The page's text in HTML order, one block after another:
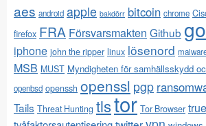
aes android apple bakdörr bitcoin chrome
firefox FRA Försvarsmakten Github
iphone john the ripper linux lösenord
MSB MUST Myndigheten för samhällsskydd
openbsd openssh openssl pgp
Tails Threat Hunting tlstor Tor Browser